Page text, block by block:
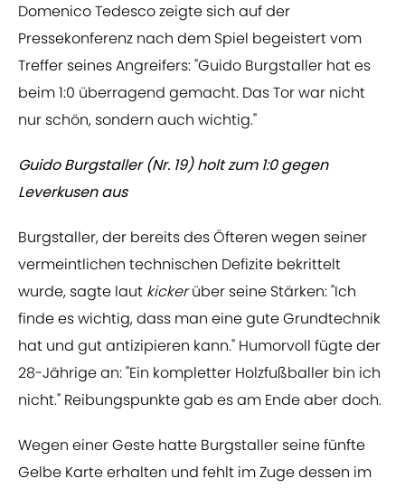
Domenico Tedesco zeigte sich auf der
Pressekonferenz nach dem Spiel begeistert vom
Treffer seines Angreifers: "Guido Burgstaller hat es
beim 1:0 überragend gemacht. Das Tor war nicht
nur schön, sondern auch wichtig."
Guido Burgstaller (Nr. 19) holt zum 1:0 gegen
Leverkusen aus
Burgstaller, der bereits des Öfteren wegen seiner
vermeintlichen technischen Defizite bekrittelt
wurde, sagte laut kickerüber seine Stärken: "Ich
finde es wichtig, dass man eine gute Grundtechnik
hat und gut antizipieren kann." Humorvoll fügte der
28-Jährige an: "Ein kompletter Holzfußballer bin ich
nicht." Reibungspunkte gab es am Ende aber doch.
Wegen einer Geste hatte Burgstaller seine fünfte
Gelbe Karte erhalten und fehlt im Zuge dessen im